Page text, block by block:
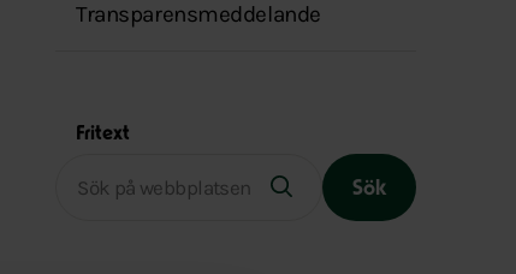
Transparensmeddelande
Fritext
Sök